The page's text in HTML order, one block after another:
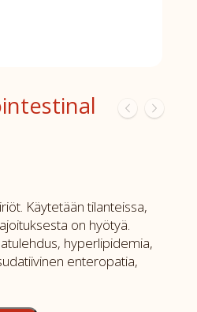
Käytetään tilanteissa,
on hyötyä.
hyperlipidemia,
enteropatia,